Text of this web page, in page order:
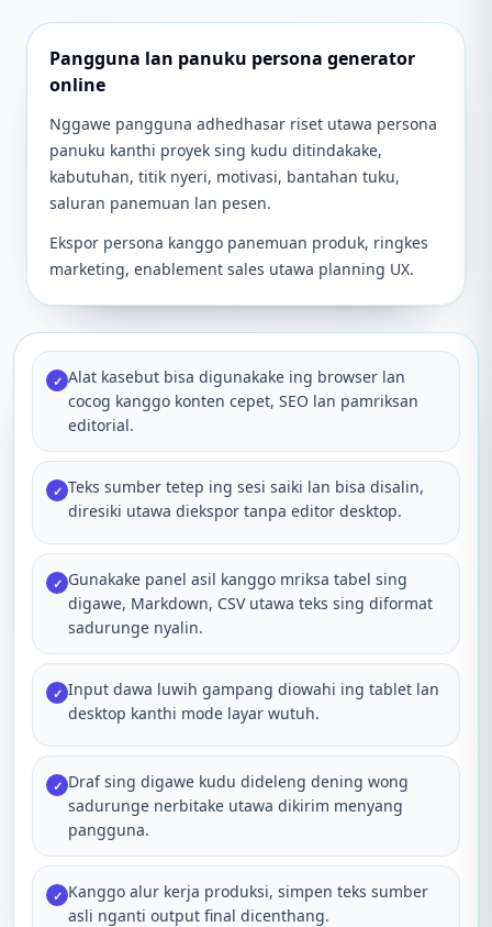
Pangguna lan panuku persona generator
online
Nggawe pangguna adhedhasar riset utawa persona
panuku kanthi proyek sing kudu ditindakake,
kabutuhan, titik nyeri, motivasi, bantahan tuku,
saluran panemuan lan pesen.
Ekspor persona kanggo panemuan produk, ringkes
marketing, enablement sales utawa planning UX.
✓ Alat kasebut bisa digunakake ing browser lan
cocog kanggo konten cepet, SEO lan pamriksan
editorial.
✓ Teks sumber tetep ing sesi saiki lan bisa disalin,
diresiki utawa diekspor tanpa editor desktop.
✓ Gunakake panel asil kanggo mriksa tabel sing
digawe, Markdown, CSV utawa teks sing diformat
sadurunge nyalin.
✓ Input dawa luwih gampang diowahi ing tablet lan
desktop kanthi mode layar wutuh.
✓ Draf sing digawe kudu dideleng dening wong
sadurunge nerbitake utawa dikirim menyang
pangguna.
✓ Kanggo alur kerja produksi, simpen teks sumber
asli nganti output final dicenthang.